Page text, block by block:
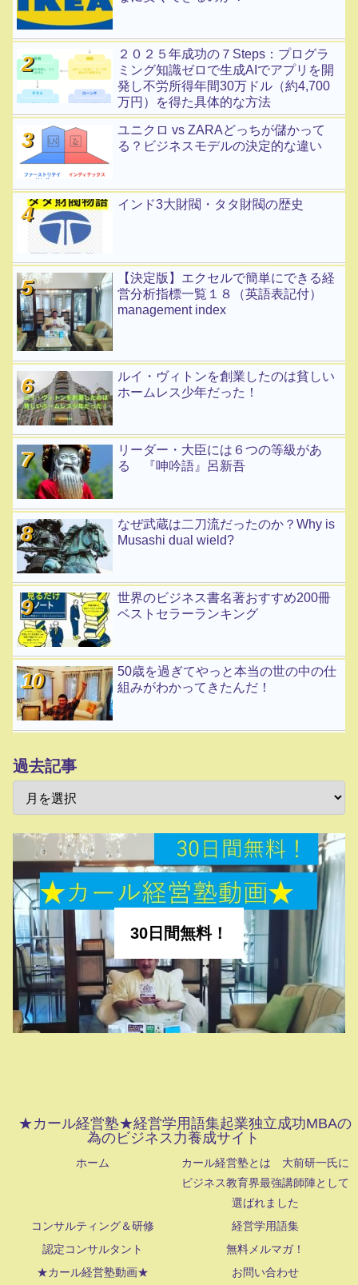
２０２５年成功の７Steps：プログラ
ミング知識ゼロで生成AIでアプリを開
発し不労所得年間30万ドル（約4,700
万円）を得た具体的な方法
ユニクロ vs ZARAどっちが儲かって
る？ビジネスモデルの決定的な違い
インド3大財閥・タタ財閥の歴史
【決定版】エクセルで簡単にできる経
営分析指標一覧１８（英語表記付）
management index
ルイ・ヴィトンを創業したのは貧しい
ホームレス少年だった！
リーダー・大臣には６つの等級があ
る 『呻吟語』呂新吾
なぜ武蔵は二刀流だったのか？Why is
Musashi dual wield?
世界のビジネス書名著おすすめ200冊
ベストセラーランキング
50歳を過ぎてやっと本当の世の中の仕
組みがわかってきたんだ！
過去記事
30日間無料！
★カール経営塾★経営学用語集起業独立成功MBAの
為のビジネス力養成サイト
ホーム
カール経営塾とは 大前研一氏に
ビジネス教育界最強講師陣として
選ばれました
コンサルティング＆研修
経営学用語集
認定コンサルタント
無料メルマガ！
★カール経営塾動画★
お問い合わせ